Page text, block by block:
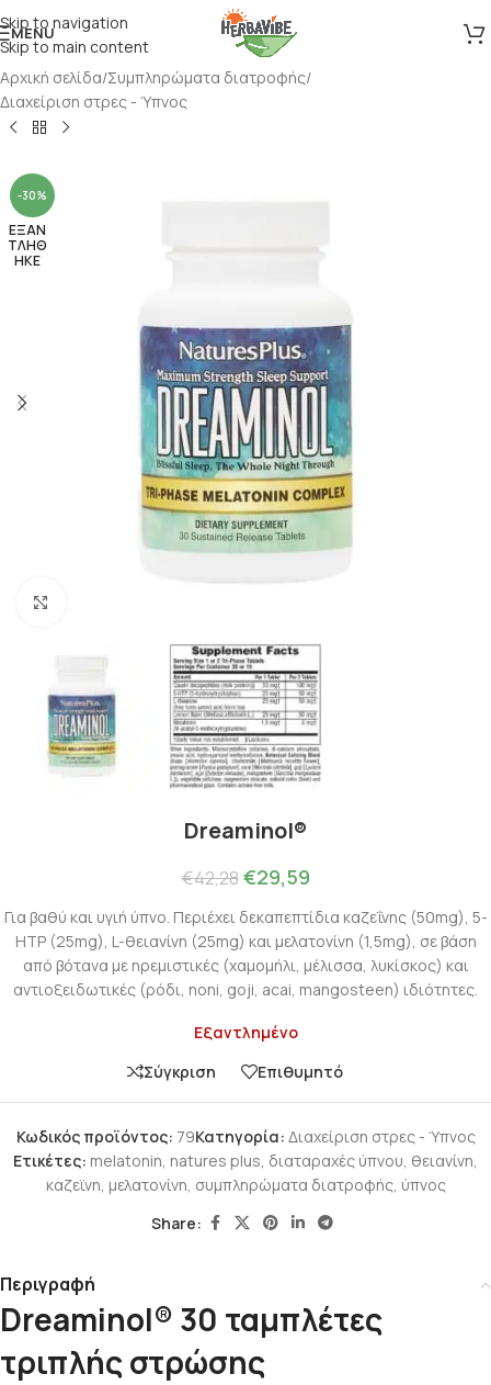
Skip to navigation
Skip to main content
MENU
Αρχική σελίδα/Συμπληρώματα διατροφής/
Διαχείριση στρες - Ύπνος
-30%
ΕΞΑΝ
ΤΛΗΘ
ΗΚΕ
Dreaminol®
€42,28 €29,59
Για βαθύ και υγιή ύπνο. Περιέχει δεκαπεπτίδια καζεΐνης (50mg), 5-
HTP (25mg), L-θειανίνη (25mg) και μελατονίνη (1,5mg), σε βάση
από βότανα με ηρεμιστικές (χαμομήλι, μέλισσα, λυκίσκος) και
αντιοξειδωτικές (ρόδι, noni, goji, acai, mangosteen) ιδιότητες.
Εξαντλημένο
Σύγκριση
Επιθυμητό
Κωδικός προϊόντος: 79Κατηγορία: Διαχείριση στρες - Ύπνος
Ετικέτες: melatonin, natures plus, διαταραχές ύπνου, θειανίνη,
καζεϊνη, μελατονίνη, συμπληρώματα διατροφής, ύπνος
Share:
Περιγραφή
Dreaminol® 30 ταμπλέτες
τριπλής στρώσης